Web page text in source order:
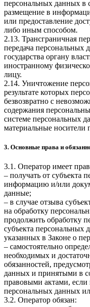
персональных данных в
размещение в
или предоставление
либо иным способом.
2.13. Трансграничная
передача персональных
государства органу
иностранному
лицу.
2.14. Уничтожение
результате которых
безвозвратно с
содержания
системе персональных
материальные носители
3. Основные права и
3.1. Оператор имеет
– получать от субъекта
информацию и/или
данные;
– в случае отзыва
на обработку
продолжить обработку
субъекта
указанных в Законе о
– самостоятельно
необходимых и
обязанностей,
данных и принятыми в
правовыми актами, если
персональных данных
3.2. Оператор обязан: